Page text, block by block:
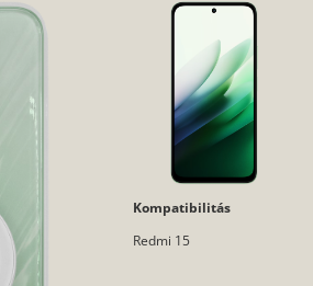
Kompatibilitás
Redmi 15